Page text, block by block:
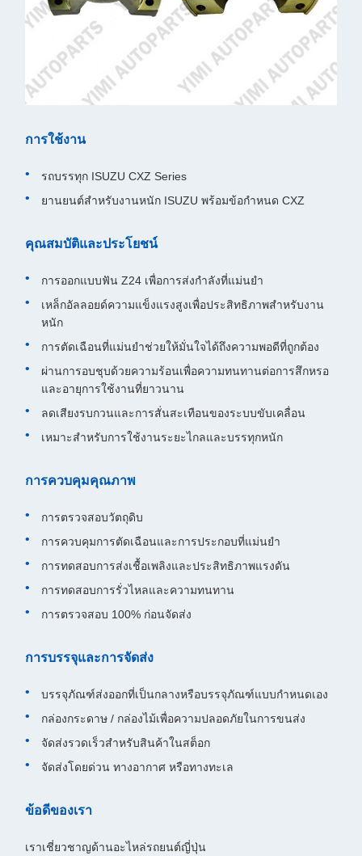
การใช้งาน
รถบรรทุก ISUZU CXZ Series
ยานยนต์สำหรับงานหนัก ISUZU พร้อมข้อกำหนด CXZ
คุณสมบัติและประโยชน์
การออกแบบฟัน Z24 เพื่อการส่งกำลังที่แม่นยำ
เหล็กอัลลอยด์ความแข็งแรงสูงเพื่อประสิทธิภาพสำหรับงาน
หนัก
การตัดเฉือนที่แม่นยำช่วยให้มั่นใจได้ถึงความพอดีที่ถูกต้อง
ผ่านการอบชุบด้วยความร้อนเพื่อความทนทานต่อการสึกหรอ
และอายุการใช้งานที่ยาวนาน
ลดเสียงรบกวนและการสั่นสะเทือนของระบบขับเคลื่อน
เหมาะสำหรับการใช้งานระยะไกลและบรรทุกหนัก
การควบคุมคุณภาพ
การตรวจสอบวัตถุดิบ
การควบคุมการตัดเฉือนและการประกอบที่แม่นยำ
การทดสอบการส่งเชื้อเพลิงและประสิทธิภาพแรงดัน
การทดสอบการรั่วไหลและความทนทาน
การตรวจสอบ 100% ก่อนจัดส่ง
การบรรจุและการจัดส่ง
บรรจุภัณฑ์ส่งออกที่เป็นกลางหรือบรรจุภัณฑ์แบบกำหนดเอง
กล่องกระดาษ / กล่องไม้เพื่อความปลอดภัยในการขนส่ง
จัดส่งรวดเร็วสำหรับสินค้าในสต็อก
จัดส่งโดยด่วน ทางอากาศ หรือทางทะเล
ข้อดีของเรา
เราเชี่ยวชาญด้านอะไหล่รถยนต์ญี่ปุ่น